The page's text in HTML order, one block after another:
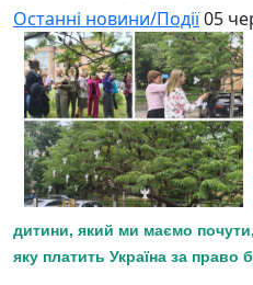
Останні новини/Події05
дитини, який ми маємо
яку платить Україна за право